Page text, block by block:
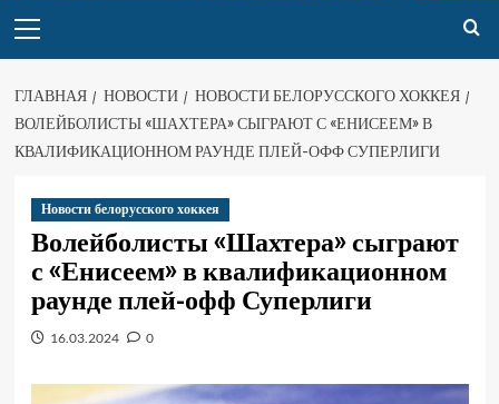
ГЛАВНАЯ НОВОСТИ
НОВОСТИ БЕЛОРУССКОГО ХОККЕЯ
ВОЛЕЙБОЛИСТЫ «ШАХТЕРА» СЫГРАЮТ С «ЕНИСЕЕМ» В
КВАЛИФИКАЦИОННОМ РАУНДЕ ПЛЕЙ-ОФФ СУПЕРЛИГИ
Новости белорусского хоккея
Волейболисты «Шахтера» сыграют
с «Енисеем» в квалификационном
раунде плей-офф Суперлиги
16.03.2024 0